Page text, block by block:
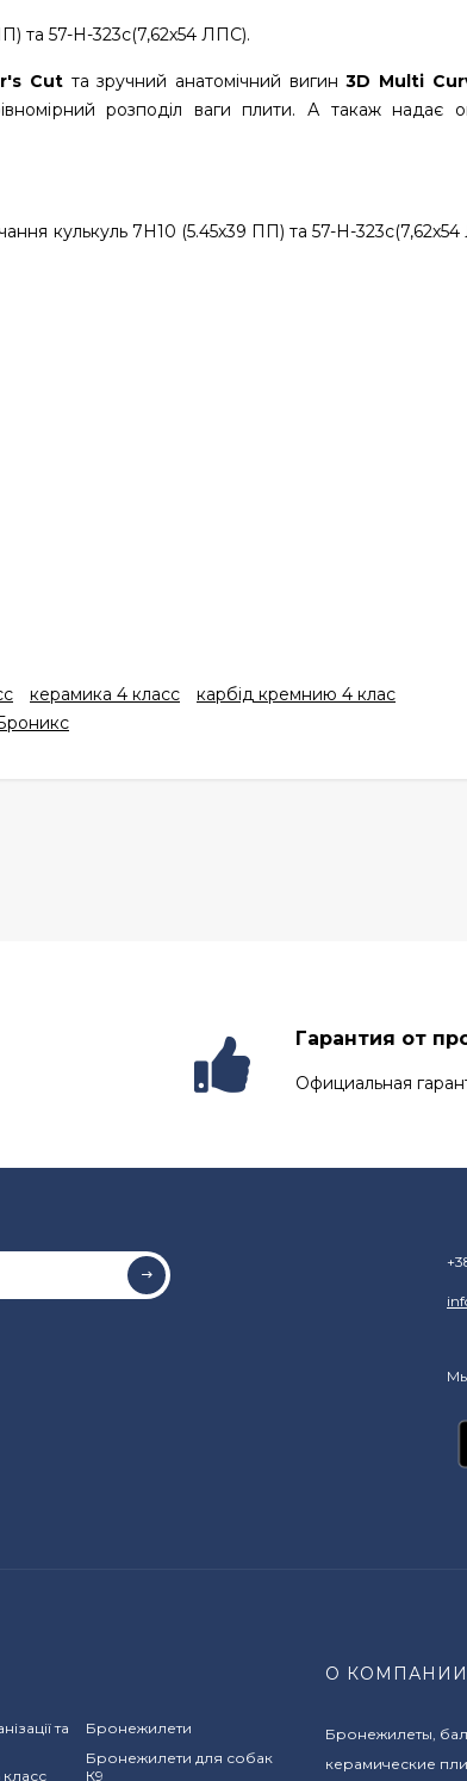
та 57-Н-323с(7,62х54 ЛПС).
Cut та зручний анатомічний вигин 3D Multi
розподіл ваги плити. А такаж надає
кулькуль 7Н10 (5.45х39 ПП) та 57-Н-
керамика 4 класс
карбід кремнию 4 клас
Гарантия от
Официальная
та
Бронежилети
Бронежилети для собак
К9
О КОМПАНИИ
Бронежилеты,
керамические